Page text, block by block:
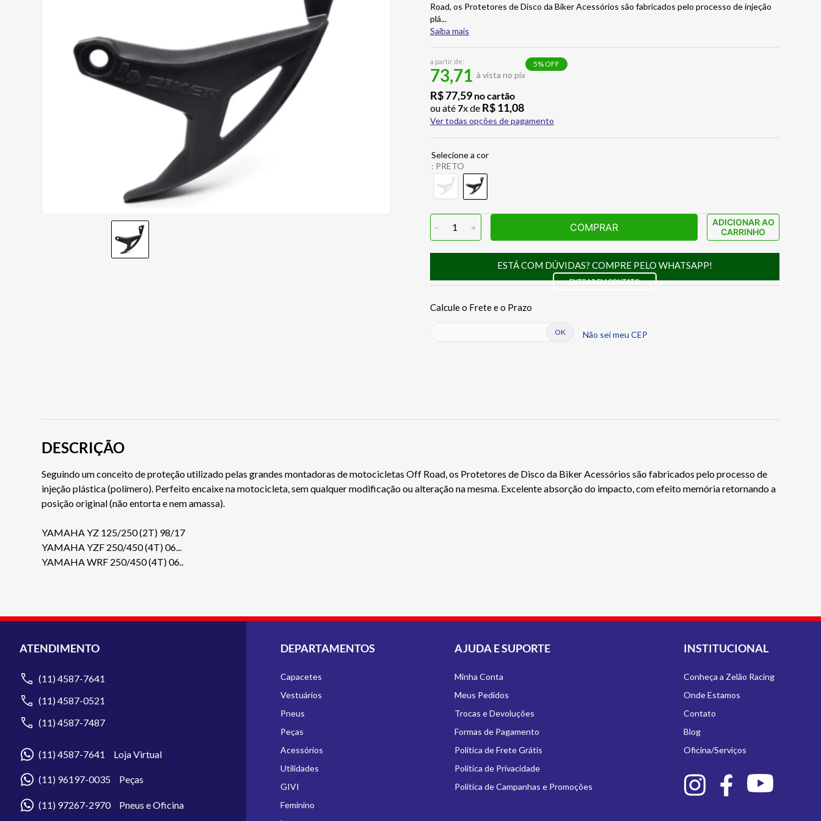
Road, os Protetores de Disco da Biker Acessórios são fabricados pelo processo de injeção
plá...
Saiba mais
a partir de:
73,71 à vista no pix
5% OFF
R$77,59 no cartão
ou até7x de R$11,08
Ver todas opções de pagamento
: PRETO
- 1 + COMPRAR
ADICIONAR AO
CARRINHO
ESTÁ COM DÚVIDAS? COMPRE PELO WHATSAPP!
ENTRAR EM CONTATO
Não sei meu CEP
DESCRIÇÃO
Seguindo um conceito de proteção utilizado pelas grandes montadoras de motocicletas Off Road, os Protetores de Disco da Biker Acessórios são fabricados pelo processo de
injeção plástica (polímero). Perfeito encaixe na motocicleta, sem qualquer modificação ou alteração na mesma. Excelente absorção do impacto, com efeito memória retornando a
posição original (não entorta e nem amassa).
YAMAHA YZ 125/250 (2T) 98/17
YAMAHA YZF 250/450 (4T) 06...
YAMAHA WRF 250/450 (4T) 06..
ATENDIMENTO
(11) 4587-7641
(11) 4587-0521
(11) 4587-7487
(11) 4587-7641 Loja Virtual
(11) 96197-0035 Peças
(11) 97267-2970 Pneus e Oficina
DEPARTAMENTOS
Capacetes
Vestuários
Pneus
Peças
Acessórios
Utilidades
GIVI
Feminino
AJUDA E SUPORTE
Minha Conta
Meus Pedidos
Trocas e Devoluções
Formas de Pagamento
Política de Frete Grátis
Política de Privacidade
Política de Campanhas e Promoções
INSTITUCIONAL
Conheça a Zelão Racing
Onde Estamos
Contato
Blog
Oficina/Serviços
10º